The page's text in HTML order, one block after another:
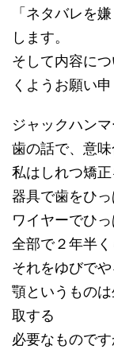
「ネタバレを
します。
そして内容に
くようお願い申
ジャックハン
歯の話で、意味
私はしれつ矯正
器具で歯をひっ
ワイヤーでひっ
全部で２年半く
それをゆびで
顎というもの
取する
必要なもので